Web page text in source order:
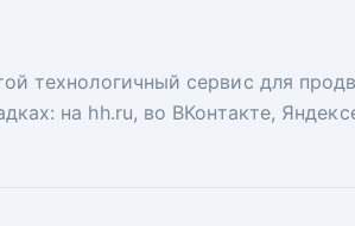
технологичный сервис для
на hh.ru, во ВКонтакте,
странице hh.ru.
кандидатов и когда вам
проектные менеджеры hh.ru с